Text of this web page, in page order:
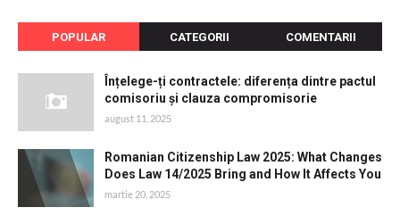
POPULAR CATEGORII COMENTARII
Înțelege-ți contractele: diferența dintre pactul
comisoriu și clauza compromisorie
august 11, 2025
Romanian Citizenship Law 2025: What Changes
Does Law 14/2025 Bring and How It Affects You
martie 20, 2025